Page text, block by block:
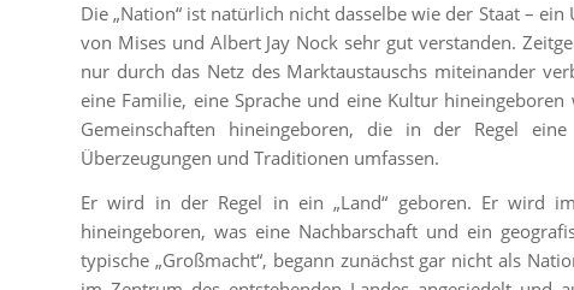
Die „Nation“ ist natürlich nicht dasselbe wie der Staat –
von Mises und Albert Jay Nock sehr gut verstanden.
nur durch das Netz des Marktaustauschs miteinander
eine Familie, eine Sprache und eine Kultur
Gemeinschaften hineingeboren, die in der Regel
Überzeugungen und Traditionen umfassen.
Er wird in der Regel in ein „Land“ geboren. Er wird
hineingeboren, was eine Nachbarschaft und ein
typische „Großmacht“, begann zunächst gar nicht als